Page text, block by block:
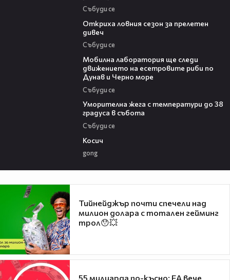
Събуди се
Откриха ловния сезон за прелетен
дивеч
Събуди се
Мобилна лаборатория ще следи
движението на есетровите риби по
Дунав и Черно море
Събуди се
Уморителна жега с температури до 38
градуса в събота
Събуди се
Косич
gong
Тийнейджър почти спечели над
милион долара с тотален гейминг
трол😯💥
55 милиарда по-късно: EA вече